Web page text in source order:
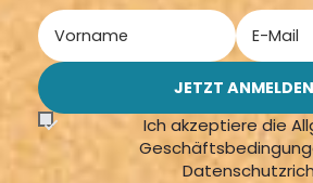
Ich akzeptiere die